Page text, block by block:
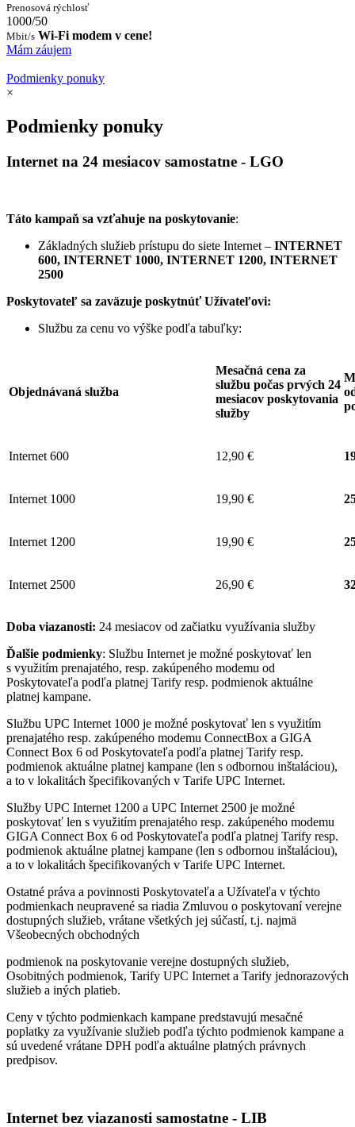
Prenosová rýchlosť
1000/50
Mbit/s Wi-Fi modem v cene!
Mám záujem
Podmienky ponuky
×
Podmienky ponuky
Internet na 24 mesiacov samostatne - LGO
Táto kampaň sa vzťahuje na poskytovanie:
Základných služieb prístupu do siete Internet – INTERNET
600, INTERNET 1000, INTERNET 1200, INTERNET
2500
Poskytovateľ sa zaväzuje poskytnúť Užívateľovi:
Službu za cenu vo výške podľa tabuľky:
Objednávaná služba
Mesačná cena za
službu počas prvých 24
mesiacov poskytovania
služby
Internet 600 12,90 €
Internet 1000 19,90 €
Internet 1200 19,90 €
Internet 2500 26,90 €
Doba viazanosti: 24 mesiacov od začiatku využívania služby
Ďalšie podmienky: Službu Internet je možné poskytovať len
s využitím prenajatého, resp. zakúpeného modemu od
Poskytovateľa podľa platnej Tarify resp. podmienok aktuálne
platnej kampane.
Službu UPC Internet 1000 je možné poskytovať len s využitím
prenajatého resp. zakúpeného modemu ConnectBox a GIGA
Connect Box 6 od Poskytovateľa podľa platnej Tarify resp.
podmienok aktuálne platnej kampane (len s odbornou inštaláciou),
a to v lokalitách špecifikovaných v Tarife UPC Internet.
Služby UPC Internet 1200 a UPC Internet 2500 je možné
poskytovať len s využitím prenajatého resp. zakúpeného modemu
GIGA Connect Box 6 od Poskytovateľa podľa platnej Tarify resp.
podmienok aktuálne platnej kampane (len s odbornou inštaláciou),
a to v lokalitách špecifikovaných v Tarife UPC Internet.
Ostatné práva a povinnosti Poskytovateľa a Užívateľa v týchto
podmienkach neupravené sa riadia Zmluvou o poskytovaní verejne
dostupných služieb, vrátane všetkých jej súčastí, t.j. najmä
Všeobecných obchodných
podmienok na poskytovanie verejne dostupných služieb,
Osobitných podmienok, Tarify UPC Internet a Tarify jednorazových
služieb a iných platieb.
Ceny v týchto podmienkach kampane predstavujú mesačné
poplatky za využívanie služieb podľa týchto podmienok kampane a
sú uvedené vrátane DPH podľa aktuálne platných právnych
predpisov.
Internet bez viazanosti samostatne - LIB